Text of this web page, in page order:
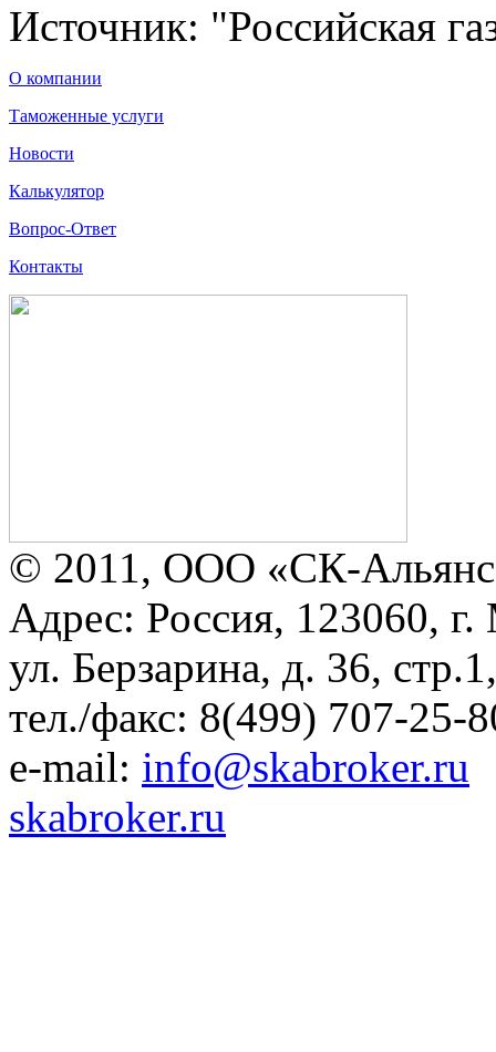
Источник: "Российская
О компании
Таможенные услуги
Новости
Калькулятор
Вопрос-Ответ
Контакты
© 2011, ООО «СК-
Адрес: Россия, 123060, г.
ул. Берзарина, д. 36,
тел./факс: 8(499) 707-25-
e-mail: info@skabroker.ru
skabroker.ru